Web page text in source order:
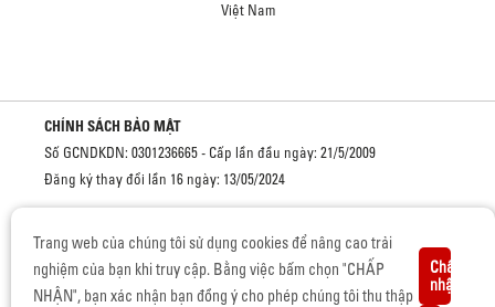
Trang web của chúng tôi sử dụng cookies để nâng cao trải
nghiệm của bạn khi truy cập. Bằng việc bấm chọn "CHẤP
NHẬN", bạn xác nhận bạn đồng ý cho phép chúng tôi thu thập
Chấp
nhận
Việt Nam
CHÍNH SÁCH BẢO MẬT
Số GCNDKDN: 0301236665 - Cấp lần đầu ngày: 21/5/2009
Đăng ký thay đổi lần 16 ngày: 13/05/2024
Cơ quan cấp: Sở kế hoạch và đầu tư Thành phố Hồ Chí Minh
BẢN QUYỀN © 2019 CỦA ISUZU VIỆT NAM.